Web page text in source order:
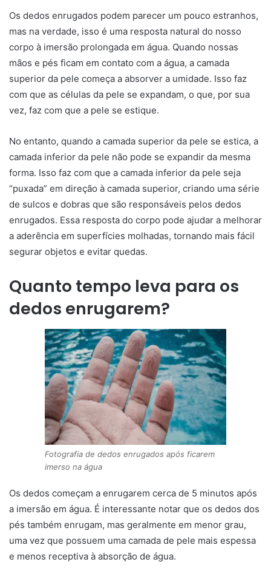
Os dedos enrugados podem parecer um pouco estranhos,
mas na verdade, isso é uma resposta natural do nosso
corpo à imersão prolongada em água. Quando nossas
mãos e pés ficam em contato com a água, a camada
superior da pele começa a absorver a umidade. Isso faz
com que as células da pele se expandam, o que, por sua
vez, faz com que a pele se estique.
No entanto, quando a camada superior da pele se estica, a
camada inferior da pele não pode se expandir da mesma
forma. Isso faz com que a camada inferior da pele seja
“puxada” em direção à camada superior, criando uma série
de sulcos e dobras que são responsáveis pelos dedos
enrugados. Essa resposta do corpo pode ajudar a melhorar
a aderência em superfícies molhadas, tornando mais fácil
segurar objetos e evitar quedas.
Quanto tempo leva para os
dedos enrugarem?
Fotografia de dedos enrugados após ficarem
imerso na água
Os dedos começam a enrugarem cerca de 5 minutos após
a imersão em água. É interessante notar que os dedos dos
pés também enrugam, mas geralmente em menor grau,
uma vez que possuem uma camada de pele mais espessa
e menos receptiva à absorção de água.